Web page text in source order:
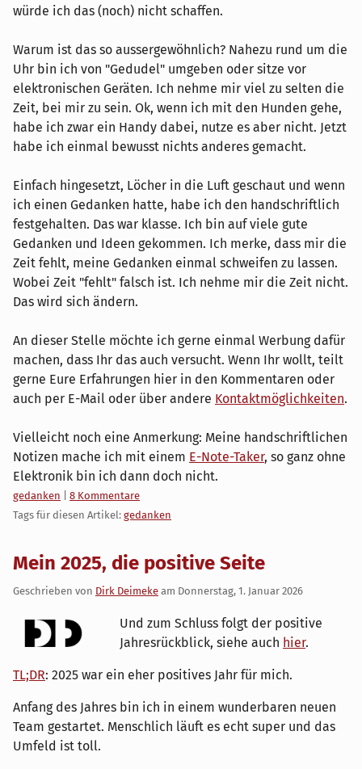
würde ich das (noch) nicht schaffen.
Warum ist das so aussergewöhnlich? Nahezu rund um die
Uhr bin ich von "Gedudel" umgeben oder sitze vor
elektronischen Geräten. Ich nehme mir viel zu selten die
Zeit, bei mir zu sein. Ok, wenn ich mit den Hunden gehe,
habe ich zwar ein Handy dabei, nutze es aber nicht. Jetzt
habe ich einmal bewusst nichts anderes gemacht.
Einfach hingesetzt, Löcher in die Luft geschaut und wenn
ich einen Gedanken hatte, habe ich den handschriftlich
festgehalten. Das war klasse. Ich bin auf viele gute
Gedanken und Ideen gekommen. Ich merke, dass mir die
Zeit fehlt, meine Gedanken einmal schweifen zu lassen.
Wobei Zeit "fehlt" falsch ist. Ich nehme mir die Zeit nicht.
Das wird sich ändern.
An dieser Stelle möchte ich gerne einmal Werbung dafür
machen, dass Ihr das auch versucht. Wenn Ihr wollt, teilt
gerne Eure Erfahrungen hier in den Kommentaren oder
auch per E-Mail oder über andere Kontaktmöglichkeiten.
Vielleicht noch eine Anmerkung: Meine handschriftlichen
Notizen mache ich mit einem E-Note-Taker, so ganz ohne
Elektronik bin ich dann doch nicht.
Kategorien:
gedanken
8 Kommentare
Tags für diesen Artikel: gedanken
Mein 2025, die positive Seite
Geschrieben von Dirk Deimeke am Donnerstag, 1. Januar 2026
Und zum Schluss folgt der positive
Jahresrückblick, siehe auch hier.
TL;DR: 2025 war ein eher positives Jahr für mich.
Anfang des Jahres bin ich in einem wunderbaren neuen
Team gestartet. Menschlich läuft es echt super und das
Umfeld ist toll.